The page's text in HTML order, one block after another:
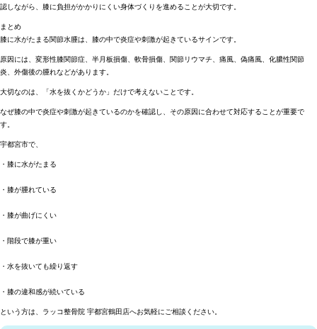
認しながら、膝に負担がかかりにくい身体づくりを進めることが大切です。
まとめ
膝に水がたまる関節水腫は、膝の中で炎症や刺激が起きているサインです。
原因には、変形性膝関節症、半月板損傷、軟骨損傷、関節リウマチ、痛風、偽痛風、化膿性関節
炎、外傷後の腫れなどがあります。
大切なのは、「水を抜くかどうか」だけで考えないことです。
なぜ膝の中で炎症や刺激が起きているのかを確認し、その原因に合わせて対応することが重要で
す。
宇都宮市で、
・膝に水がたまる
・膝が腫れている
・膝が曲げにくい
・階段で膝が重い
・水を抜いても繰り返す
・膝の違和感が続いている
という方は、ラッコ整骨院 宇都宮鶴田店へお気軽にご相談ください。